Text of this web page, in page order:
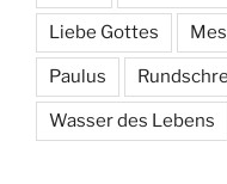
Liebe Gottes
Paulus
Wasser des Lebens